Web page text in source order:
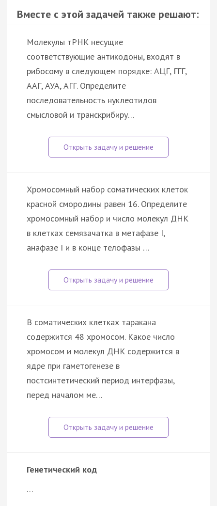
Вместе с этой задачей также решают:
Молекулы тРНК несущие
соответствующие антикодоны, входят в
рибосому в следующем порядке: АЦГ, ГГГ,
ААГ, АУА, АГГ. Определите
последовательность нуклеотидов
смысловой и транскрибиру…
Хромосомный набор соматических клеток
красной смородины равен 16. Определите
хромосомный набор и число молекул ДНК
в клетках семязачатка в метафазе I,
анафазе I и в конце телофазы …
В соматических клетках таракана
содержится 48 хромосом. Какое число
хромосом и молекул ДНК содержится в
ядре при гаметогенезе в
постсинтетический период интерфазы,
перед началом ме…
Генетический код
…